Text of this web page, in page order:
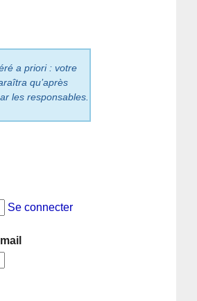
a priori : votre
qu’après
les responsables.
Se connecter